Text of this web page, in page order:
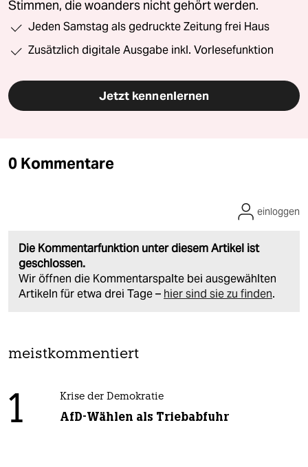
Stimmen, die woanders nicht gehört werden.
Jeden Samstag als gedruckte Zeitung frei Haus
Zusätzlich digitale Ausgabe inkl. Vorlesefunktion
Jetzt kennenlernen
0 Kommentare
Die Kommentarfunktion unter diesem Artikel ist
geschlossen.
Wir öffnen die Kommentarspalte bei ausgewählten
Artikeln für etwa drei Tage – hier sind sie zu finden.
einloggen
meistkommentiert
1 Krise der Demokratie
AfD-Wählen als Triebabfuhr